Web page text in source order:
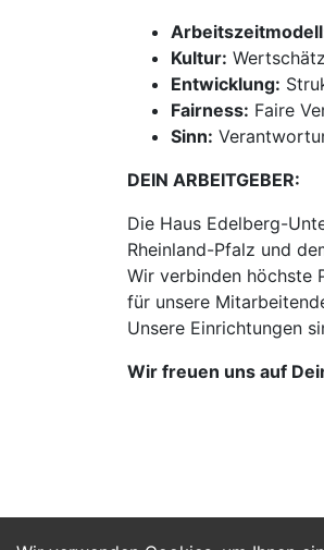
Kultur:
Entwicklung:
Fairness: Faire
Sinn:
DEIN ARBEITGEBER:
Die Haus Edelberg-
Rheinland-Pfalz und
Wir verbinden höchste
für unsere
Unsere Einrichtungen
Wir freuen uns auf